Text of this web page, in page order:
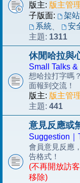
版主: 版主管
子版面:
架站
系統、 安
主題: 1311
休閒哈拉與
Small Talks
想哈拉打字嗎
面報到交流！
版主: 版主管
主題: 441
意見反應或
Suggestion｜
會員意見反應
告格式！
(不再開放訪
移除)